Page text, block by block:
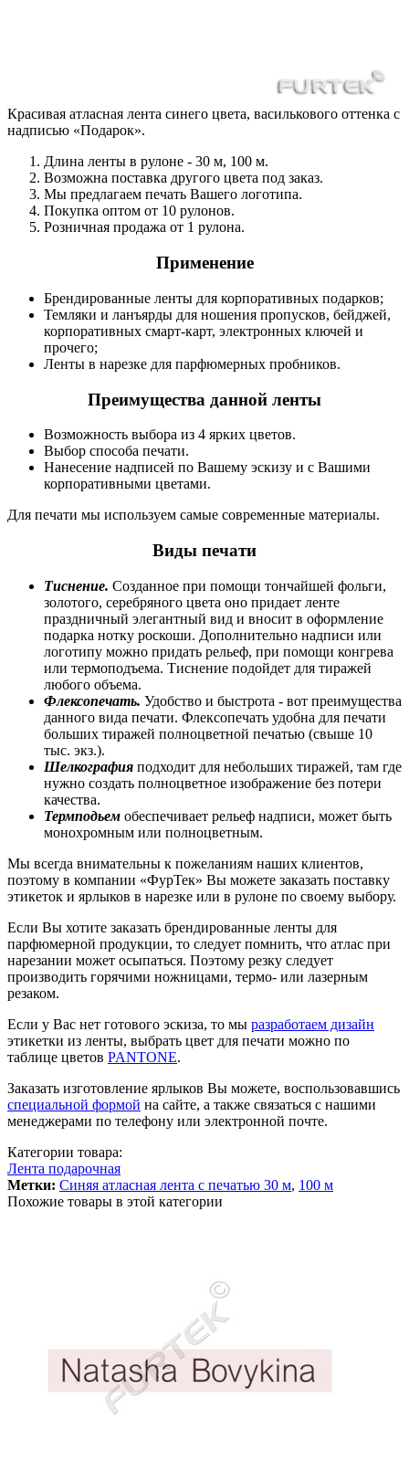
Красивая атласная лента синего цвета, василькового оттенка с
надписью «Подарок».
Длина ленты в рулоне - 30 м, 100 м.
Возможна поставка другого цвета под заказ.
Мы предлагаем печать Вашего логотипа.
Покупка оптом от 10 рулонов.
Розничная продажа от 1 рулона.
Применение
Брендированные ленты для корпоративных подарков;
Темляки и ланъярды для ношения пропусков, бейджей,
корпоративных смарт-карт, электронных ключей и
прочего;
Ленты в нарезке для парфюмерных пробников.
Преимущества данной ленты
Возможность выбора из 4 ярких цветов.
Выбор способа печати.
Нанесение надписей по Вашему эскизу и с Вашими
корпоративными цветами.
Для печати мы используем самые современные материалы.
Виды печати
Тиснение. Созданное при помощи тончайшей фольги,
золотого, серебряного цвета оно придает ленте
праздничный элегантный вид и вносит в оформление
подарка нотку роскоши. Дополнительно надписи или
логотипу можно придать рельеф, при помощи конгрева
или термоподъема. Тиснение подойдет для тиражей
любого объема.
Флексопечать. Удобство и быстрота - вот преимущества
данного вида печати. Флексопечать удобна для печати
больших тиражей полноцветной печатью (свыше 10
тыс. экз.).
Шелкография подходит для небольших тиражей, там где
нужно создать полноцветное изображение без потери
качества.
Термподьем обеспечивает рельеф надписи, может быть
монохромным или полноцветным.
Мы всегда внимательны к пожеланиям наших клиентов,
поэтому в компании «ФурТек» Вы можете заказать поставку
этикеток и ярлыков в нарезке или в рулоне по своему выбору.
Если Вы хотите заказать брендированные ленты для
парфюмерной продукции, то следует помнить, что атлас при
нарезании может осыпаться. Поэтому резку следует
производить горячими ножницами, термо- или лазерным
резаком.
Если у Вас нет готового эскиза, то мы разработаем дизайн
этикетки из ленты, выбрать цвет для печати можно по
таблице цветов PANTONE.
Заказать изготовление ярлыков Вы можете, воспользовавшись
специальной формой на сайте, а также связаться с нашими
менеджерами по телефону или электронной почте.
Категории товара:
Лента подарочная
Метки: Синяя атласная лента с печатью 30 м, 100 м
Похожие товары в этой категории